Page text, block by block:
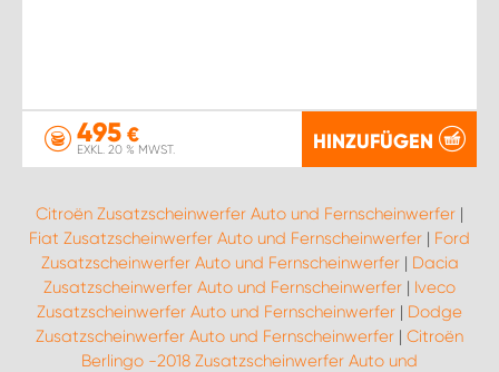
495 €
EXKL. 20 % MWST. HINZUFÜGEN
Citroën Zusatzscheinwerfer Auto und Fernscheinwerfer |
Fiat Zusatzscheinwerfer Auto und Fernscheinwerfer | Ford
Zusatzscheinwerfer Auto und Fernscheinwerfer| Dacia
Zusatzscheinwerfer Auto und Fernscheinwerfer | Iveco
Zusatzscheinwerfer Auto und Fernscheinwerfer | Dodge
Zusatzscheinwerfer Auto und Fernscheinwerfer | Citroën
Berlingo -2018 Zusatzscheinwerfer Auto und